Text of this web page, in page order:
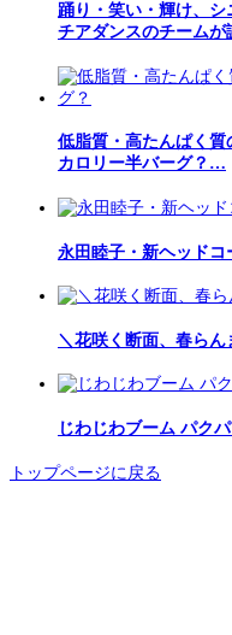
踊り・笑い・輝け、シ
チアダンスのチーム
低脂質・高たんぱく質
カロリー半バーグ？…
永田睦子・新ヘッド
＼花咲く断面、春ら
じわじわブーム パク
トップページに戻る